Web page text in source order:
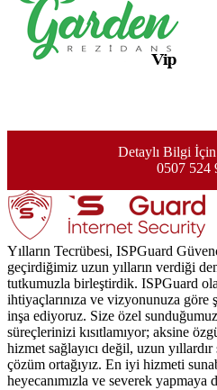
Detaylı Bilgi
0507 524
Yılların Tecrübesi, ISPGuard
geçirdiğimiz uzun yılların verdiği
tutkumuzla birleştirdik. ISPGuard
ihtiyaçlarınıza ve vizyonunuza göre
inşa ediyoruz. Size özel
süreçlerinizi kısıtlamıyor; aksine
hizmet sağlayıcı değil, uzun
çözüm ortağıyız. En iyi hizmeti
heyecanımızla ve severek yapmaya